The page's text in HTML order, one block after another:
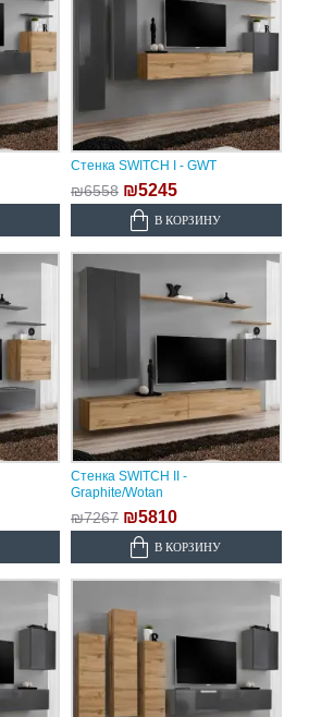
Стенка SWITCH I - GWT
₪6558 ₪5245
В КОРЗИНУ
Стенка SWITCH II -
Graphite/Wotan
₪7267 ₪5810
В КОРЗИНУ